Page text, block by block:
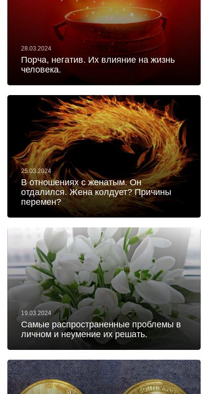
28.03.2024
Порча, негатив. Их влияние на жизнь
человека.
25.03.2024
В отношениях с женатым. Он
отдалился. Жена колдует? Причины
перемен?
19.03.2024
Самые распространенные проблемы в
личном и неумение их решать.